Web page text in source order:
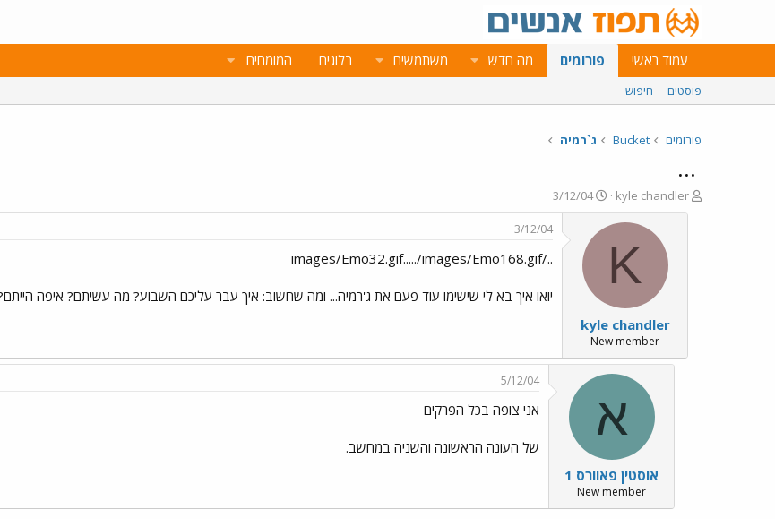
עמוד ראשי פורומים מה חדש משתמשים בלוגים המומחים
פוסטים חיפוש
פורומים Bucket ג`רמיה
...
פ
ו
kyle chandler
פ
ו
ס
ת
ר
י
ך
3/12/04
K
kyle chandler
New member
3/12/04
../images/Emo32.gif...../images/Emo168.gif
יואו איך בא לי שישימו עוד פעם את ג'רמיה... ומה שחשוב: איך עבר עליכם השבוע? מה עשיתם? איפה
א
אוסטין פאוורס 1
New member
5/12/04
אני צופה בכל הפרקים
של העונה הראשונה והשניה במחשב.